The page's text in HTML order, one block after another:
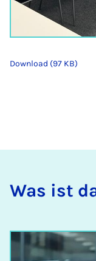
Download (97 KB)
Was ist